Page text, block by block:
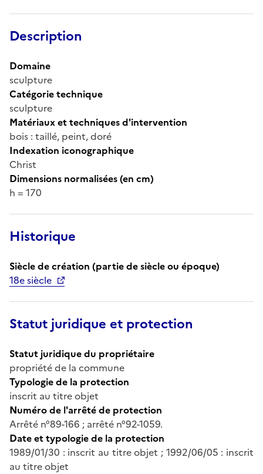
Description
Domaine
sculpture
Catégorie technique
sculpture
Matériaux et techniques d'intervention
bois : taillé, peint, doré
Indexation iconographique
Christ
Dimensions normalisées (en cm)
h = 170
Historique
Siècle de création (partie de siècle ou époque)
18e siècle
Statut juridique et protection
Statut juridique du propriétaire
propriété de la commune
Typologie de la protection
inscrit au titre objet
Numéro de l'arrêté de protection
Arrêté n°89-166 ; arrêté n°92-1059.
Date et typologie de la protection
1989/01/30 : inscrit au titre objet ; 1992/06/05 : inscrit
au titre objet